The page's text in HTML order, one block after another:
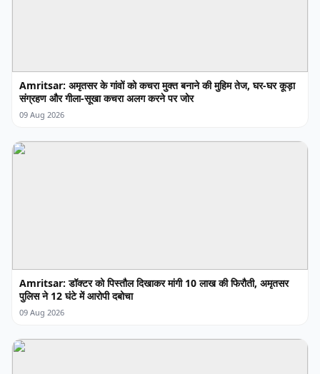
Amritsar: अमृतसर के गांवों को कचरा मुक्त बनाने की मुहिम तेज, घर-घर कूड़ा
संग्रहण और गीला-सूखा कचरा अलग करने पर जोर
09 Aug 2026
Amritsar: डॉक्टर को पिस्तौल दिखाकर मांगी 10 लाख की फिरौती, अमृतसर
पुलिस ने 12 घंटे में आरोपी दबोचा
09 Aug 2026